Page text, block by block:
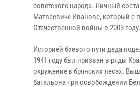
советского народа. Личный
Матвеевиче Иванове, который с
Отечественной войны в 2003 году.
Историей боевого пути деда
1941 году был призван в ряды
окружение в брянских лесах.
батальона при освобождении